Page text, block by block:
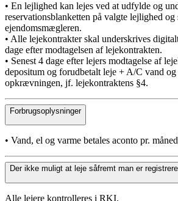
• En lejlighed kan lejes ved at udfylde og
reservationsblanketten på valgte lejlighed
ejendomsmægleren.
• Alle lejekontrakter skal underskrives
dage efter modtagelsen af lejekontrakten.
• Senest 4 dage efter lejers modtagelse af
depositum og forudbetalt leje + A/C vand
opkrævningen, jf. lejekontraktens §4.
Forbrugsoplysninger
• Vand, el og varme betales aconto pr.
Der ikke muligt at leje såfremt man er
Alle lejere kontrolleres i RKI.